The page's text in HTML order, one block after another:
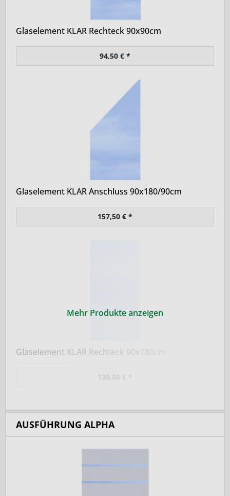
Glaselement KLAR Rechteck 90x90cm
94,50 € *
Glaselement KLAR Anschluss 90x180/90cm
157,50 € *
Glaselement KLAR Rechteck 90x180cm
130,50 € *
Mehr Produkte anzeigen
AUSFÜHRUNG ALPHA